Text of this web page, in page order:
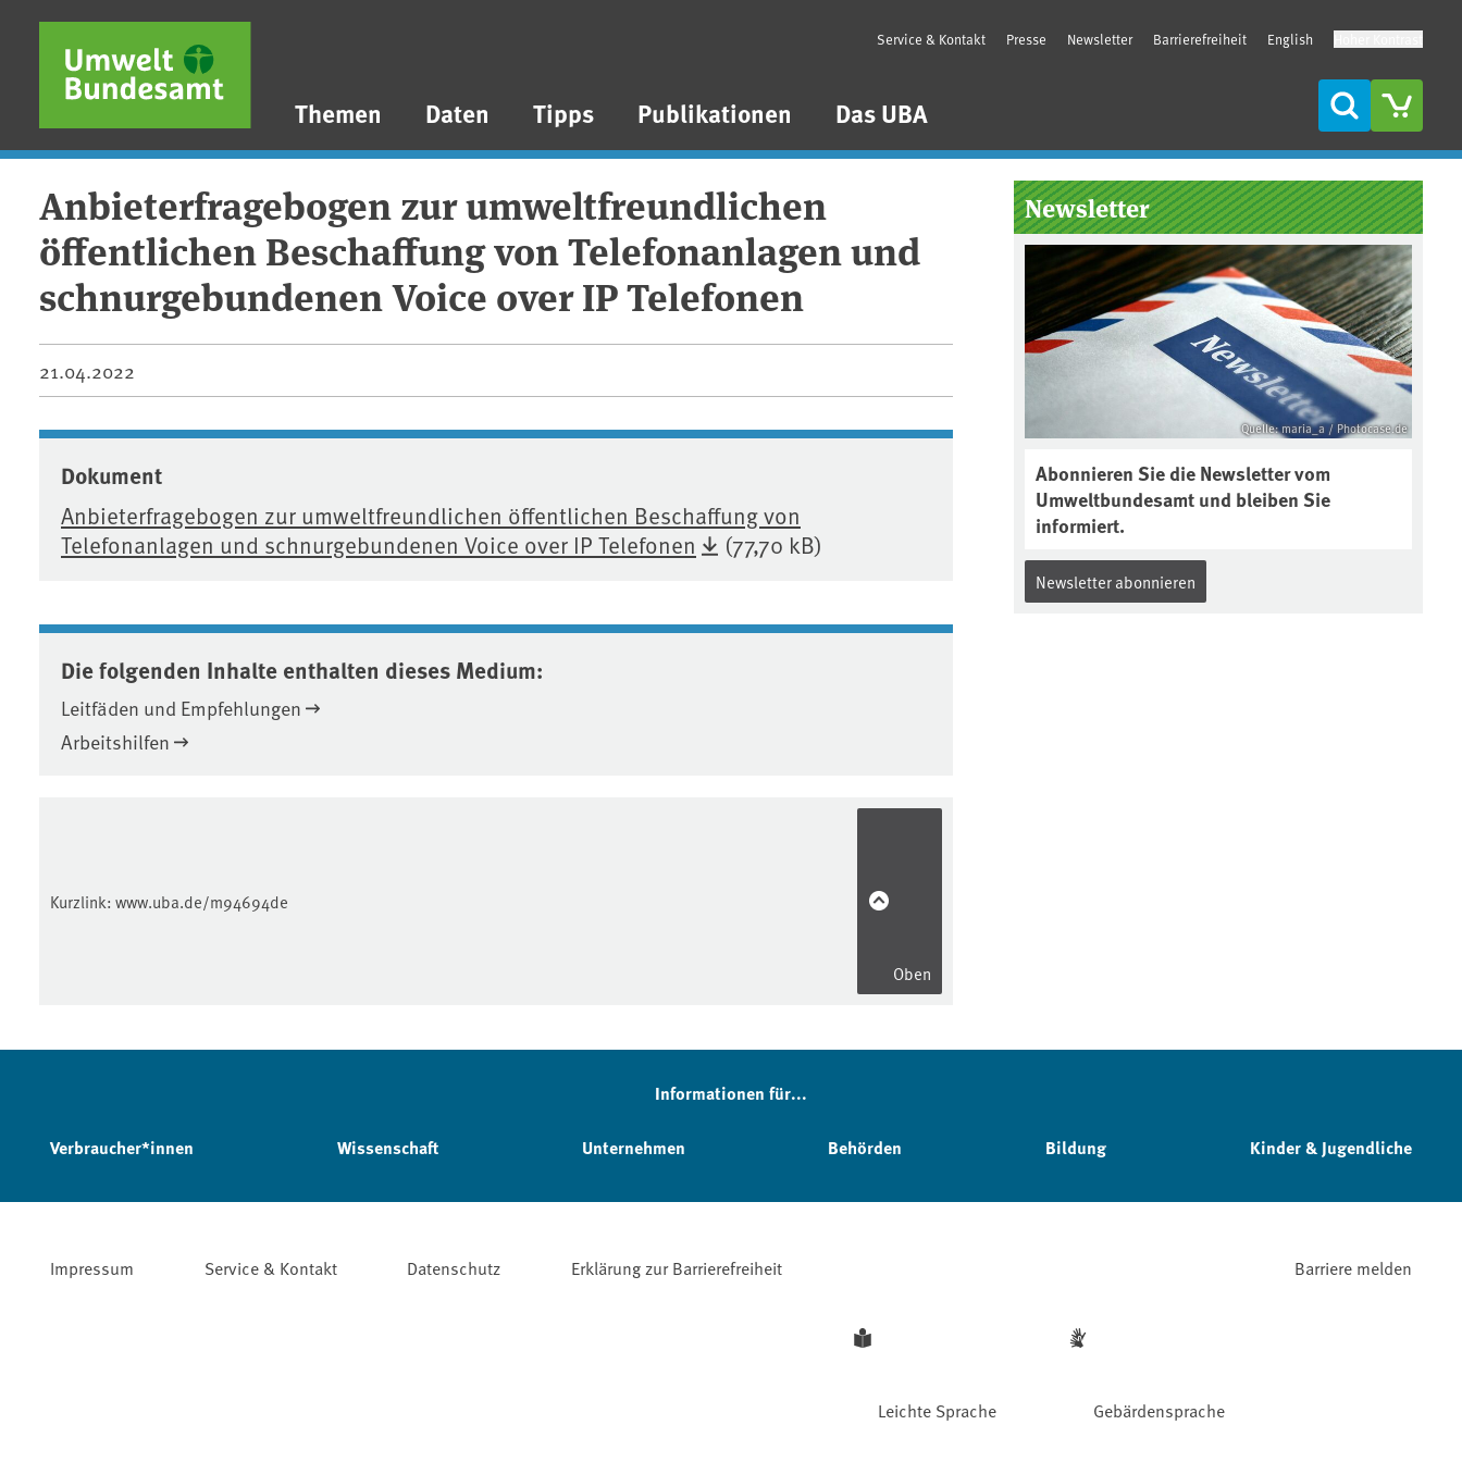
Direkt zum Inhalt
Direkt zum Hauptmenü
Direkt zur Fußzeile
Themen Daten Tipps Publikationen Das UBA
Service & Kontakt Presse Newsletter Barrierefreiheit English
Suche
Anbieterfragebogen zur umweltfreundlichen
öffentlichen Beschaffung von Telefonanlagen und
schnurgebundenen Voice over IP Telefonen
21.04.2022
Dokument
Anbieterfragebogen zur umweltfreundlichen öffentlichen Beschaffung von
Telefonanlagen und schnurgebundenen Voice over IP Telefonen
(77,70 kB)
Die folgenden Inhalte enthalten dieses Medium:
Leitfäden und Empfehlungen
Arbeitshilfen
Seitenleiste
Newsletter
Quelle: maria_a / Photocase.de
Abonnieren Sie die Newsletter vom
Umweltbundesamt und bleiben Sie
informiert.
Newsletter abonnieren
Kurzlink: www.uba.de/m94694de
Oben
Informationen für...
Verbraucher*innen Wissenschaft Unternehmen Behörden Bildung Kinder & Jugendliche
Impressum Service & Kontakt Datenschutz Erklärung zur Barrierefreiheit
Leichte Sprache Gebärdensprache
Barriere melden